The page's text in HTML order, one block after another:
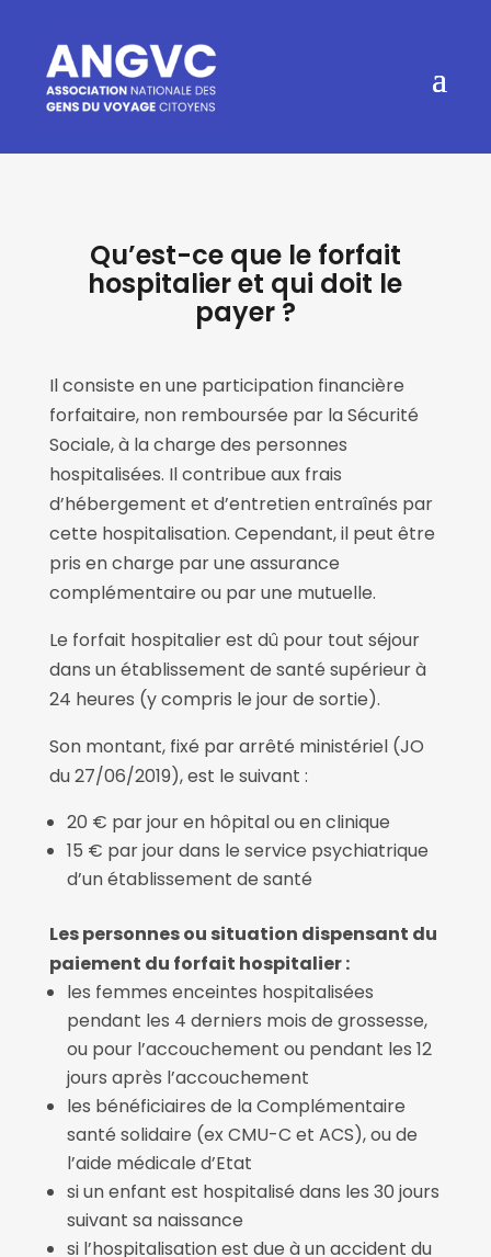
Qu’est-ce que le forfait
hospitalier et qui doit le
payer ?
Il consiste en une participation financière
forfaitaire, non remboursée par la Sécurité
Sociale, à la charge des personnes
hospitalisées. Il contribue aux frais
d’hébergement et d’entretien entraînés par
cette hospitalisation. Cependant, il peut être
pris en charge par une assurance
complémentaire ou par une mutuelle.
Le forfait hospitalier est dû pour tout séjour
dans un établissement de santé supérieur à
24 heures (y compris le jour de sortie).
Son montant, fixé par arrêté ministériel (JO
du 27/06/2019), est le suivant :
20 € par jour en hôpital ou en clinique
15 € par jour dans le service psychiatrique
d’un établissement de santé
Les personnes ou situation dispensant du
paiement du forfait hospitalier :
les femmes enceintes hospitalisées
pendant les 4 derniers mois de grossesse,
ou pour l’accouchement ou pendant les 12
jours après l’accouchement
les bénéficiaires de la Complémentaire
santé solidaire (ex CMU-C et ACS), ou de
l’aide médicale d’Etat
si un enfant est hospitalisé dans les 30 jours
suivant sa naissance
si l’hospitalisation est due à un accident du